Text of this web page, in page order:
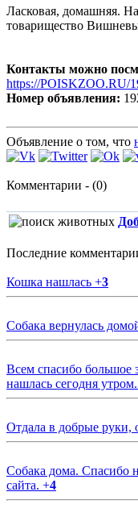
Ласковая, домашняя.
товарищество
Контакты можно
https://POISKZOO.RU/
Номер объявления:
Объявление о том, что
Комментарии - (0)
Последние
Кошка нашлась +3
Собака вернулась
Всем спасибо большое
нашлась сегодня утром.
Отдала в добрые руки,
Собака дома. Спасибо
сайта. +4